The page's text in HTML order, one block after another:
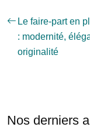
Le faire-part en
: modernité,
originalité
Nos derniers